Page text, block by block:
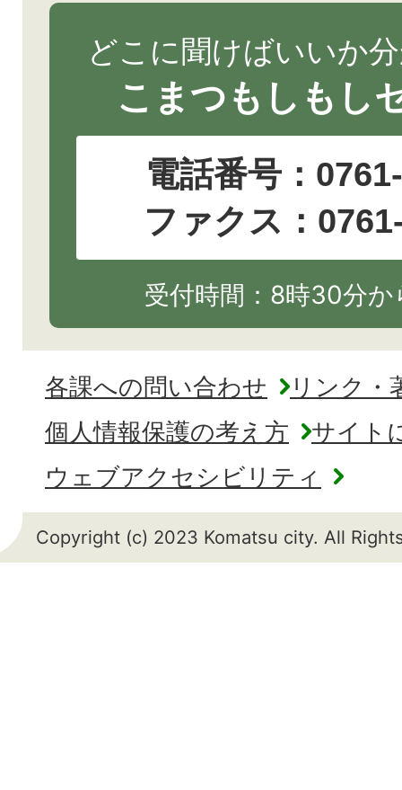
どこに聞けばいいか
こまつもしもし
電話番号：
ファクス：
受付時間：8時30分
各課への問い合わせ
リンク・
個人情報保護の考え方
サイト
ウェブアクセシビリティ
Copyright (c) 2023 Komatsu city. All